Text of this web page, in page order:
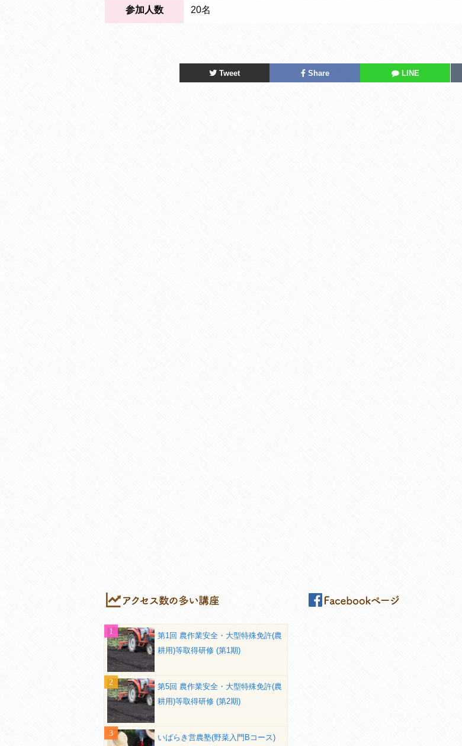
参加人数 20名
Tweet Share LINE
第1回 農作業安全・大型特殊免許(農
耕用)等取得研修 (第1期)
第5回 農作業安全・大型特殊免許(農
耕用)等取得研修 (第2期)
いばらき営農塾(野菜入門Bコース)